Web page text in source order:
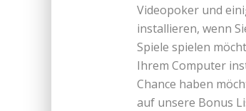
Videopoker und
installieren, wenn
Spiele spielen
Ihrem Computer
Chance haben
auf unsere Bonus